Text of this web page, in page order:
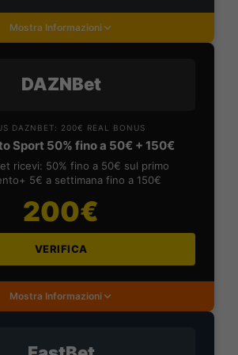
Mostra Informazioni
DAZNBet
DAZNBET: 200€ REAL BONUS
Sport 50% fino a 50€ + 150€
ricevi: 50% fino a 50€ sul primo
5€ a settimana fino a 150€
200€
VERIFICA
Mostra Informazioni